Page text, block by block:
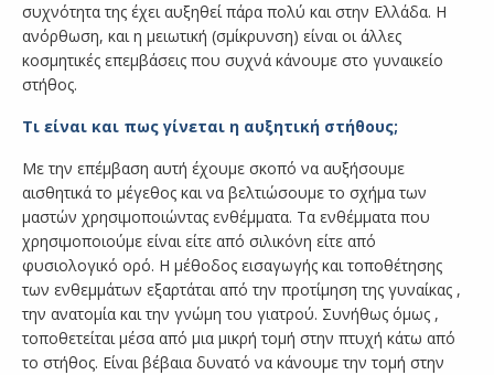
συχνότητα της έχει αυξηθεί πάρα πολύ και στην Ελλάδα. Η
ανόρθωση, και η μειωτική (σμίκρυνση) είναι οι άλλες
κοσμητικές επεμβάσεις που συχνά κάνουμε στο γυναικείο
στήθος.
Τι είναι και πως γίνεται η αυξητική στήθους;
Με την επέμβαση αυτή έχουμε σκοπό να αυξήσουμε
αισθητικά το μέγεθος και να βελτιώσουμε το σχήμα των
μαστών χρησιμοποιώντας ενθέμματα. Τα ενθέμματα που
χρησιμοποιούμε είναι είτε από σιλικόνη είτε από
φυσιολογικό ορό. Η μέθοδος εισαγωγής και τοποθέτησης
των ενθεμμάτων εξαρτάται από την προτίμηση της γυναίκας ,
την ανατομία και την γνώμη του γιατρού. Συνήθως όμως ,
τοποθετείται μέσα από μια μικρή τομή στην πτυχή κάτω από
το στήθος. Είναι βέβαια δυνατό να κάνουμε την τομή στην